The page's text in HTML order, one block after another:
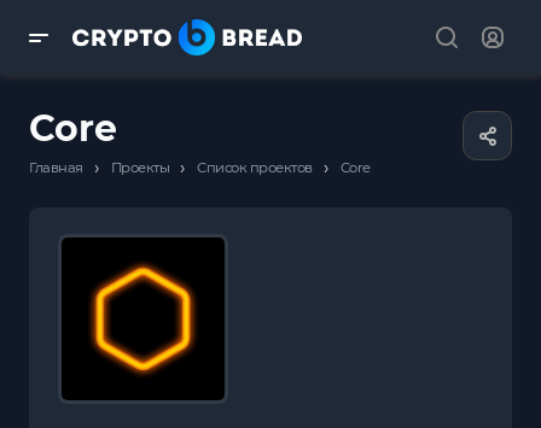
Core
Главная › Проекты › Список проектов › Core